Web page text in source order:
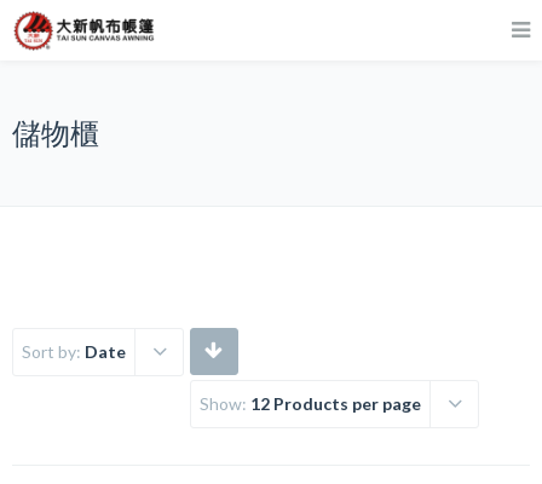
儲物櫃
Sort by: Date
Show: 12 Products per page